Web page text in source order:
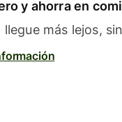
y ahorra en
más lejos,